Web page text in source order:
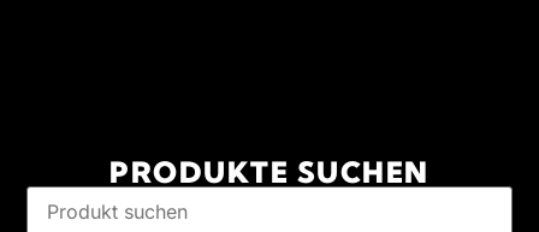
PRODUKTE SUCHEN